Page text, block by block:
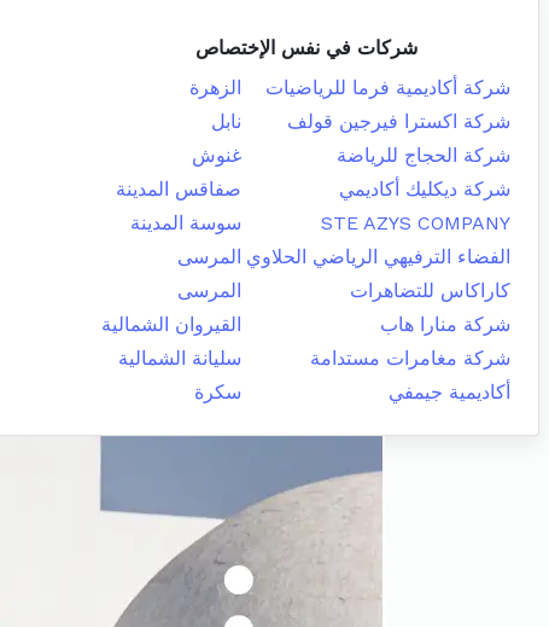
شركات في نفس الإختصاص
شركة أكاديمية فرما للرياضيات
الزهرة
شركة اكسترا فيرجين قولف
نابل
شركة الحجاج للرياضة
غنوش
شركة ديكليك أكاديمي
صفاقس المدينة
STE AZYS COMPANY
سوسة المدينة
الفضاء الترفيهي الرياضي الحلاوي المرسى
كاراكاس للتضاهرات
المرسى
شركة منارا هاب
القيروان الشمالية
شركة مغامرات مستدامة
سليانة الشمالية
أكاديمية جيمفي
سكرة